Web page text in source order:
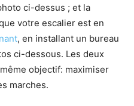
ci-dessus ; et la
votre escalier est en
, en installant un bureau
ci-dessous. Les deux
objectif: maximiser
marches.